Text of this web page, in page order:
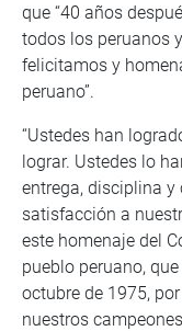
que “40 años
todos los peruanos
felicitamos y
peruano”.
“Ustedes han
lograr. Ustedes lo
entrega, disciplina y
satisfacción a
este homenaje del
pueblo peruano,
octubre de 1975,
nuestros